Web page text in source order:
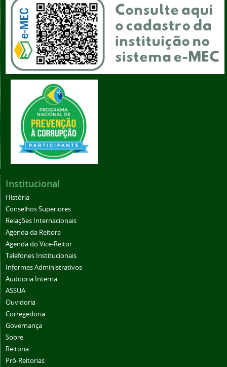
Institucional
História
Conselhos Superiores
Relações Internacionais
Agenda da Reitora
Agenda do Vice-Reitor
Telefones Institucionais
Informes Administrativos
Auditoria Interna
ASSUA
Ouvidoria
Corregedoria
Governança
Sobre
Reitoria
Pró-Reitorias